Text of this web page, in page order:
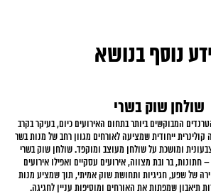
נוסף בנושא
שולחן שוק בשרי
המבוקשים ביותר בתחום האירועים כיום, בעיקר בקרב
ייחודית שמציעה לאורחים מגוון רחב של מנות בשר
ומושכת על שולחן מעוצב ומוקפד. שולחן שוק בשרי
חתונות, בר ובת מצווה, אירועים עסקיים ואפילו אירועים
של שפע, חגיגיות ותחושת שוק אמיתי, תוך שמציע מנות
תיאבון שמפתות את האורחים ומוסיפות עניין לחגיגה.